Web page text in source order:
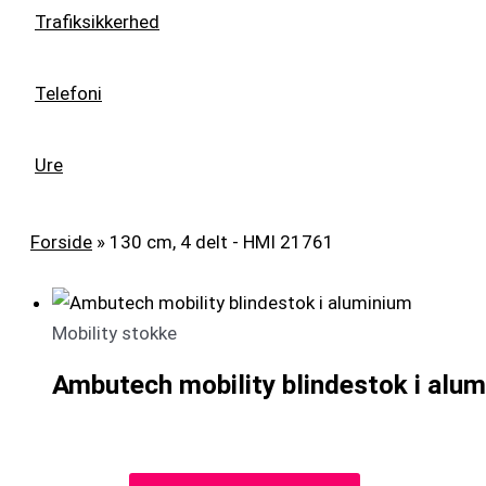
Trafiksikkerhed
Telefoni
Ure
Forside » 130 cm, 4 delt - HMI 21761
Mobility stokke
Ambutech mobility blindestok i